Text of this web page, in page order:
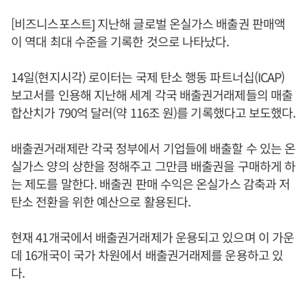
[비즈니스포스트] 지난해 글로벌 온실가스 배출권 판매액
이 역대 최대 수준을 기록한 것으로 나타났다.
14일(현지시각) 로이터는 국제 탄소 행동 파트너십(ICAP)
보고서를 인용해 지난해 세계 각국 배출권거래제들의 매출
합산치가 790억 달러(약 116조 원)를 기록했다고 보도했다.
배출권거래제란 각국 정부에서 기업들에 배출할 수 있는 온
실가스 양의 상한을 정해주고 그만큼 배출권을 구매하게 하
는 제도를 말한다. 배출권 판매 수익은 온실가스 감축과 저
탄소 전환을 위한 예산으로 활용된다.
현재 41개국에서 배출권거래제가 운용되고 있으며 이 가운
데 16개국이 국가 차원에서 배출권거래제를 운용하고 있
다.